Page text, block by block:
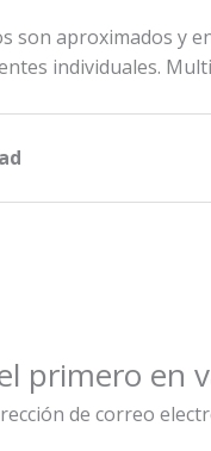
son aproximados y
individuales.
primero en
de correo